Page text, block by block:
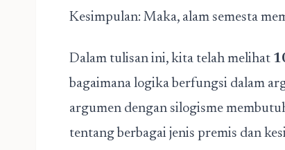
Kesimpulan: Maka, alam semesta
Dalam tulisan ini, kita telah melihat
bagaimana logika berfungsi dalam
argumen dengan silogisme
tentang berbagai jenis premis dan